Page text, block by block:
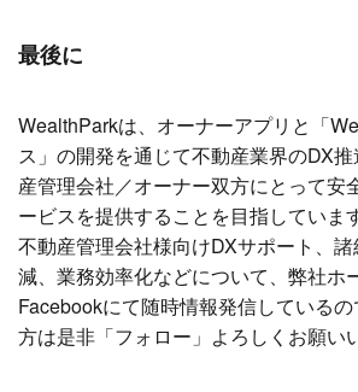
最後に
WealthParkは、オーナーアプリと「
ス」の開発を通じて不動産業界のDX
産管理会社／オーナー双方にとって安
ービスを提供することを目指しています
不動産管理会社様向けDXサポート、
減、業務効率化などについて、弊社ホ
Facebookにて随時情報発信している
方は是非「フォロー」よろしくお願い